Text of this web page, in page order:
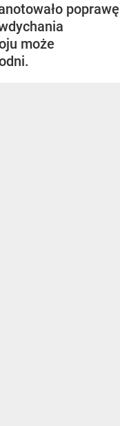
poprawę
może